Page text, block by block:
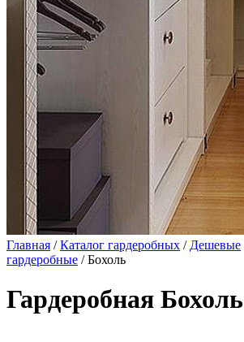
Главная /Каталог гардеробных / Дешевые
гардеробные / Бохоль
Гардеробная Бохоль